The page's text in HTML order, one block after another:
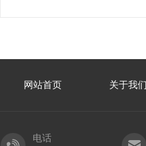
网站首页 关于我们
电话